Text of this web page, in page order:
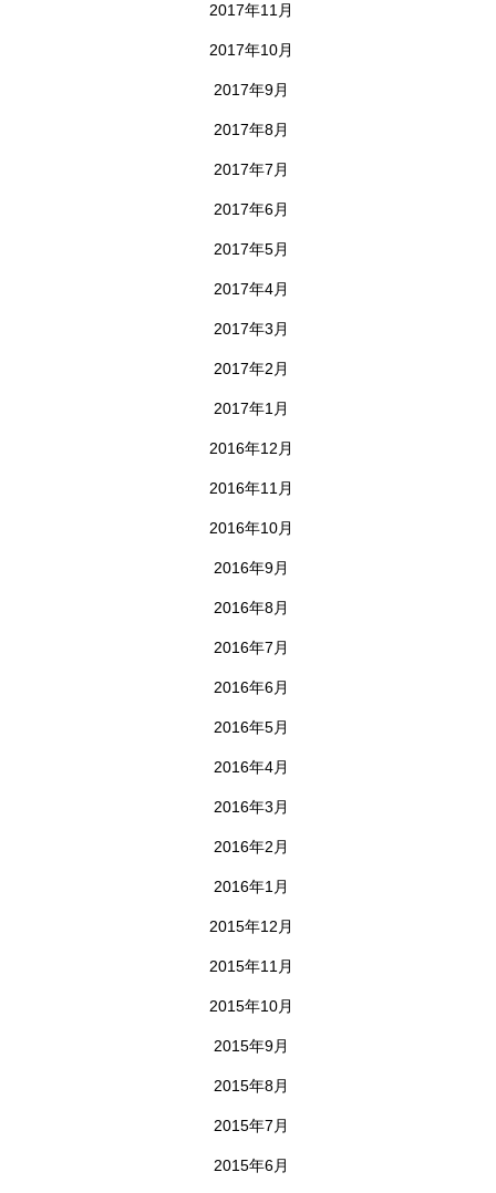
2017年11月
2017年10月
2017年9月
2017年8月
2017年7月
2017年6月
2017年5月
2017年4月
2017年3月
2017年2月
2017年1月
2016年12月
2016年11月
2016年10月
2016年9月
2016年8月
2016年7月
2016年6月
2016年5月
2016年4月
2016年3月
2016年2月
2016年1月
2015年12月
2015年11月
2015年10月
2015年9月
2015年8月
2015年7月
2015年6月